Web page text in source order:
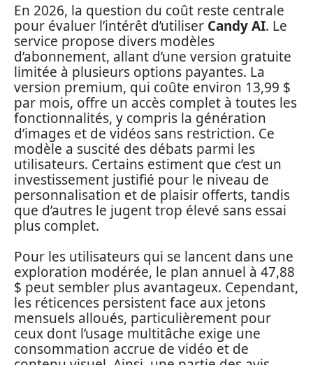
En 2026, la question du coût reste centrale
pour évaluer l’intérêt d’utiliser Candy AI. Le
service propose divers modèles
d’abonnement, allant d’une version gratuite
limitée à plusieurs options payantes. La
version premium, qui coûte environ 13,99 $
par mois, offre un accès complet à toutes les
fonctionnalités, y compris la génération
d’images et de vidéos sans restriction. Ce
modèle a suscité des débats parmi les
utilisateurs. Certains estiment que c’est un
investissement justifié pour le niveau de
personnalisation et de plaisir offerts, tandis
que d’autres le jugent trop élevé sans essai
plus complet.
Pour les utilisateurs qui se lancent dans une
exploration modérée, le plan annuel à 47,88
$ peut sembler plus avantageux. Cependant,
les réticences persistent face aux jetons
mensuels alloués, particulièrement pour
ceux dont l’usage multitâche exige une
consommation accrue de vidéo et de